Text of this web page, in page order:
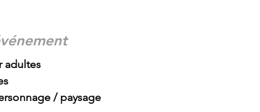
adultes
/ paysage